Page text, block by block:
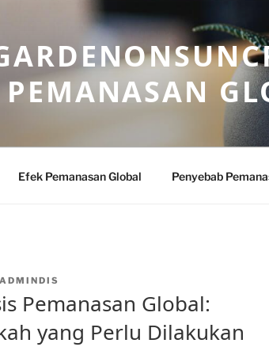
PEMANASAN
Efek Pemanasan Global Penyebab
ADMINDIS
Pemanasan Global:
yang Perlu Dilakukan